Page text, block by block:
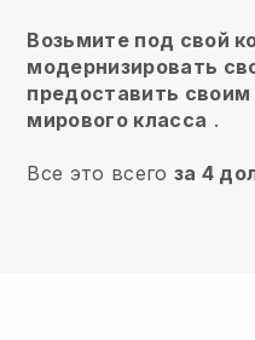
Возьмите под свой
модернизировать
предоставить
мирового класса .
Все это всего за 4